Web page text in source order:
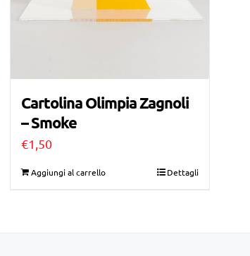
Cartolina Olimpia Zagnoli
– Smoke
€1,50
Aggiungi al carrello Dettagli